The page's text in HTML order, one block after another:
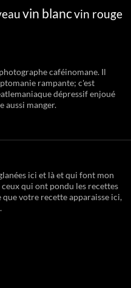
vin blancvin rouge
caféinomane. Il
rampante; c'est
dépressif enjoué
aussi manger.
ici et là et qui font mon
qui ont pondu les recettes
que votre recette apparaisse ici,